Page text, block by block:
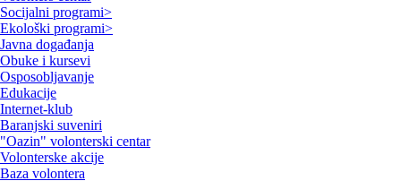
Socijalni programi>
Ekološki programi>
Javna događanja
Obuke i kursevi
Osposobljavanje
Edukacije
Internet-klub
Baranjski suveniri
"Oazin" volonterski centar
Volonterske akcije
Baza volontera